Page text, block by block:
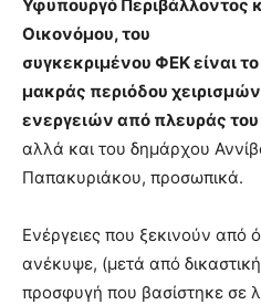
Υφυπουργό Περιβάλλοντος
Οικονόμου, του
συγκεκριμένου ΦΕΚ είναι
μακράς περιόδου
ενεργειών από πλευράς
αλλά και του δημάρχου
Παπακυριάκου, προσωπικά.
Ενέργειες που ξεκινούν από
ανέκυψε, (μετά από δικαστική
προσφυγή που βασίστηκε σε